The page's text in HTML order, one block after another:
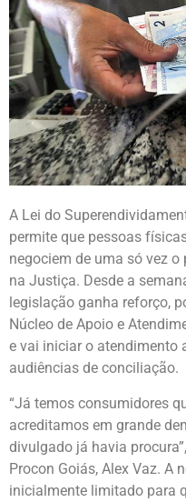
A Lei do
permite que pessoas
negociem de uma só vez
na Justiça. Desde a
legislação ganha reforço,
Núcleo de Apoio e
e vai iniciar o atendimento
audiências de conciliação.
“Já temos consumidores
acreditamos em grande
divulgado já havia
Procon Goiás, Alex Vaz. A
inicialmente limitado para